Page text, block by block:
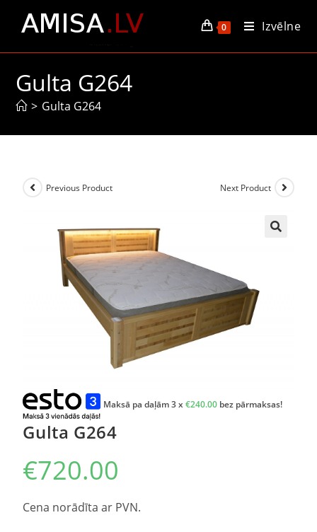
0 Izvēlne
Gulta G264
> Gulta G264
Previous Product Next Product
Maksā pa daļām 3 x€240.00 bez pārmaksas!
Gulta G264
€720.00
Cena norādīta ar PVN.